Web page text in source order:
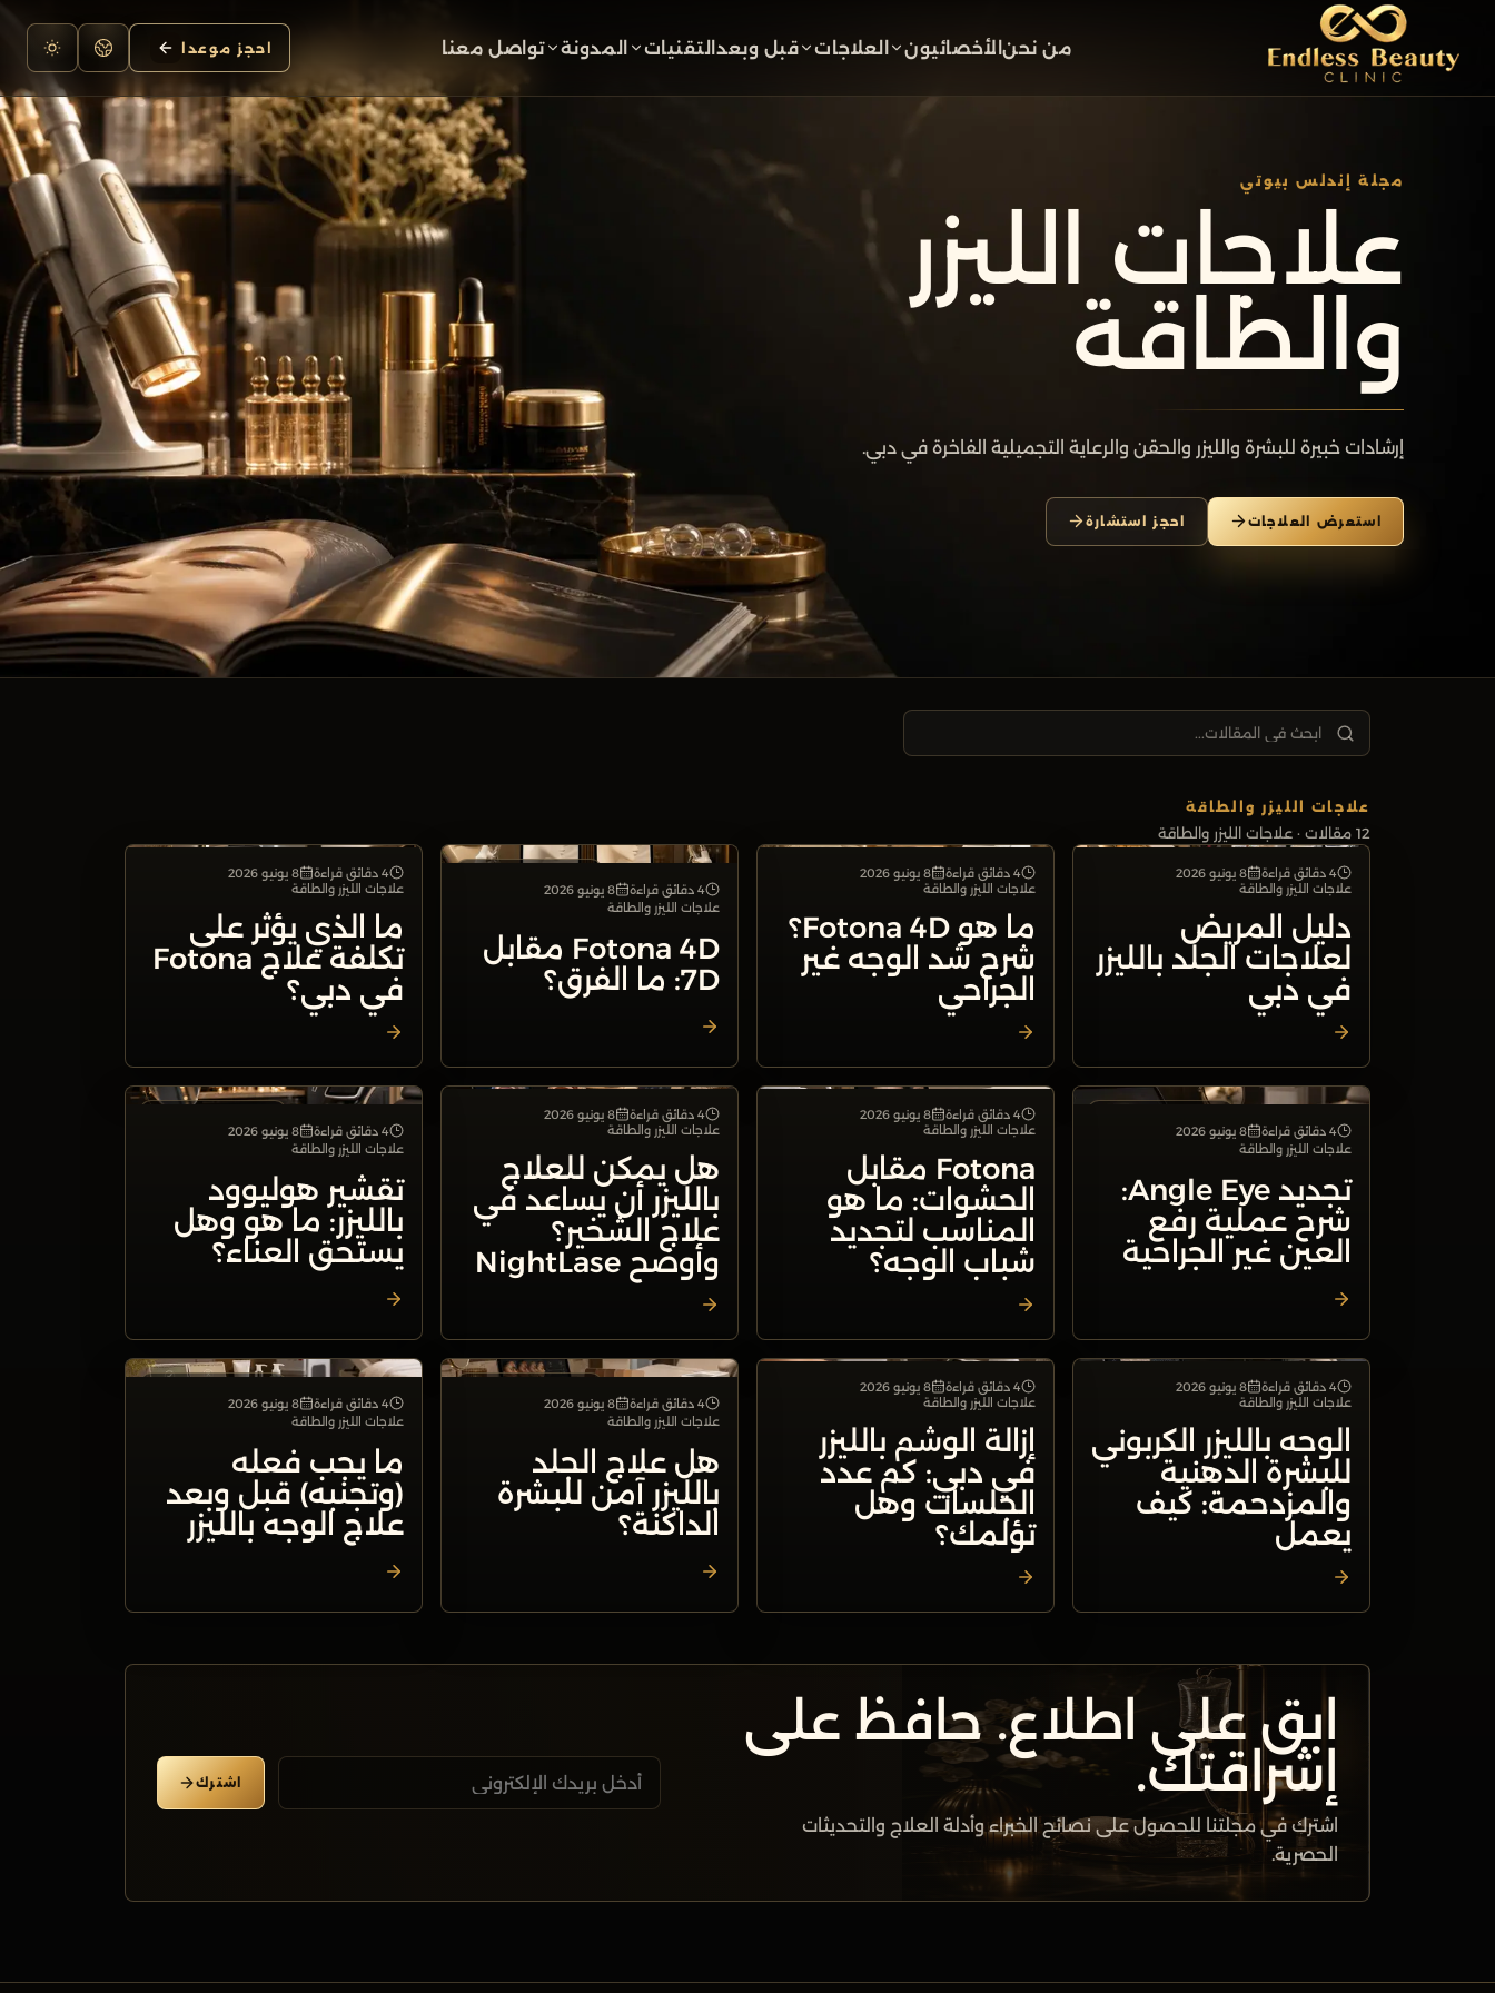
من نحنالأخصائيون العلاجات قبل وبعدالتقنيات المدونة تواصل معنا احجز موعدا
مجلة إندلس بيوتي
علاجات الليزر
والطاقة
إرشادات خبيرة للبشرة والليزر والحقن والرعاية التجميلية الفاخرة في دبي.
استعرض العلاجات احجز استشارة
ابحث في المقالات...
علاجات الليزر والطاقة
12 مقالات · علاجات الليزر والطاقة
علاجات الليزر والطاقة 4 دقائق قراءة
8 يونيو 2026
علاجات الليزر والطاقة
دليل المريض
لعلاجات الجلد بالليزر
في دبي
علاجات الليزر والطاقة 4 دقائق قراءة
8 يونيو 2026
علاجات الليزر والطاقة
ما هو Fotona 4D؟
شرح شد الوجه غير
الجراحي
4 دقائق قراءة
8 يونيو 2026
علاجات الليزر والطاقة
Fotona 4D مقابل
7D: ما الفرق؟
علاجات الليزر والطاقة 4 دقائق قراءة
8 يونيو 2026
علاجات الليزر والطاقة
ما الذي يؤثر على
تكلفة علاج Fotona
في دبي؟
4 دقائق قراءة
8 يونيو 2026
علاجات الليزر والطاقة
تجديد Angle Eye:
شرح عملية رفع
العين غير الجراحية
علاجات الليزر والطاقة 4 دقائق قراءة
8 يونيو 2026
علاجات الليزر والطاقة
Fotona مقابل
الحشوات: ما هو
المناسب لتجديد
شباب الوجه؟
علاجات الليزر والطاقة 4 دقائق قراءة
8 يونيو 2026
علاجات الليزر والطاقة
هل يمكن للعلاج
بالليزر أن يساعد في
علاج الشخير؟
وأوضح NightLase
4 دقائق قراءة
8 يونيو 2026
علاجات الليزر والطاقة
تقشير هوليوود
بالليزر: ما هو وهل
يستحق العناء؟
علاجات الليزر والطاقة 4 دقائق قراءة
8 يونيو 2026
علاجات الليزر والطاقة
الوجه بالليزر الكربوني
للبشرة الدهنية
والمزدحمة: كيف
يعمل
علاجات الليزر والطاقة 4 دقائق قراءة
8 يونيو 2026
علاجات الليزر والطاقة
إزالة الوشم بالليزر
في دبي: كم عدد
الجلسات وهل
تؤلمك؟
4 دقائق قراءة
8 يونيو 2026
علاجات الليزر والطاقة
هل علاج الجلد
بالليزر آمن للبشرة
الداكنة؟
4 دقائق قراءة
8 يونيو 2026
علاجات الليزر والطاقة
ما يجب فعله
(وتجنبه) قبل وبعد
علاج الوجه بالليزر
ابق على اطلاع. حافظ على
إشراقتك.
اشترك في مجلتنا للحصول على نصائح الخبراء وأدلة العلاج والتحديثات
الحصرية.
اشترك